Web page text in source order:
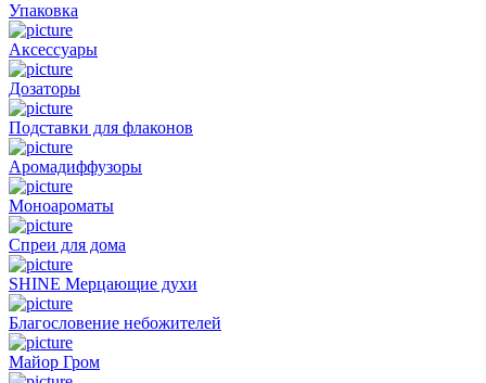
Упаковка
Аксессуары
Дозаторы
Подставки для флаконов
Аромадиффузоры
Моноароматы
Спреи для дома
SHINE Мерцающие духи
Благословение небожителей
Майор Гром